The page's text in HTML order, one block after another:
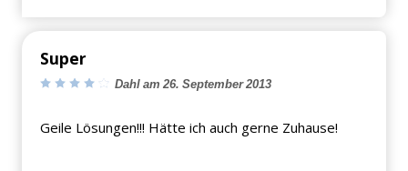
Super
Dahl am 26. September 2013
Geile Lösungen!!! Hätte ich auch gerne Zuhause!